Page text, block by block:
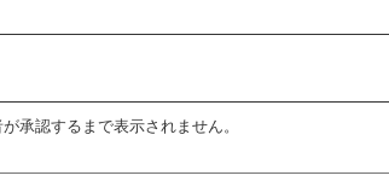
承認するまで表示されません。